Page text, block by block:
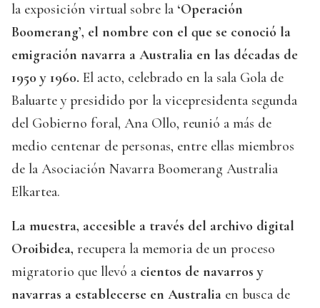
la exposición virtual sobre la ‘Operación
Boomerang’, el nombre con el que se conoció la
emigración navarra a Australia en las décadas de
1950 y 1960. El acto, celebrado en la sala Gola de
Baluarte y presidido por la vicepresidenta segunda
del Gobierno foral, Ana Ollo, reunió a más de
medio centenar de personas, entre ellas miembros
de la Asociación Navarra Boomerang Australia
Elkartea.
La muestra, accesible a través del archivo digital
Oroibidea, recupera la memoria de un proceso
migratorio que llevó a cientos de navarros y
navarras a establecerse en Australia en busca de